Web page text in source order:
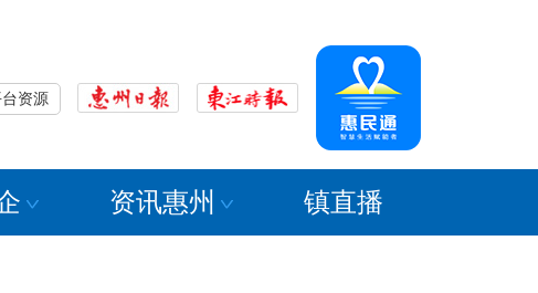
资源
资讯惠州 镇直播